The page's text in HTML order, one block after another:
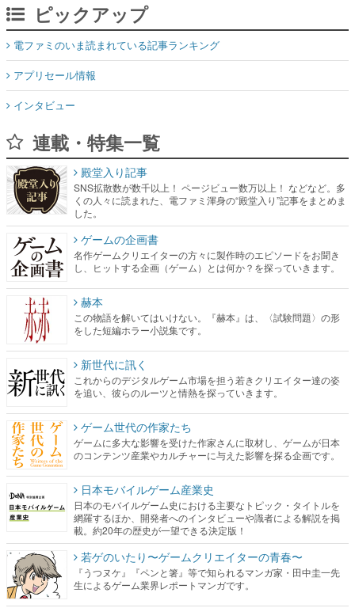
ピックアップ
電ファミのいま読まれている記事ランキング
アプリセール情報
インタビュー
連載・特集一覧
殿堂入り記事
SNS拡散数が数千以上！ ページビュー数万以上！ などなど。多
くの人々に読まれた、電ファミ渾身の“殿堂入り”記事をまとめま
した。
ゲームの企画書
名作ゲームクリエイターの方々に製作時のエピソードをお聞き
し、ヒットする企画（ゲーム）とは何か？を探っていきます。
赫本
この物語を解いてはいけない。『赫本』は、〈試験問題〉の形
をした短編ホラー小説集です。
新世代に訊く
これからのデジタルゲーム市場を担う若きクリエイター達の姿
を追い、彼らのルーツと情熱を探っていきます。
ゲーム世代の作家たち
ゲームに多大な影響を受けた作家さんに取材し、ゲームが日本
のコンテンツ産業やカルチャーに与えた影響を探る企画です。
日本モバイルゲーム産業史
日本のモバイルゲーム史における主要なトピック・タイトルを
網羅するほか、開発者へのインタビューや識者による解説を掲
載。約20年の歴史が一望できる決定版！
若ゲのいたり〜ゲームクリエイターの青春〜
『うつヌケ』『ペンと箸』等で知られるマンガ家・田中圭一先
生によるゲーム業界レポートマンガです。